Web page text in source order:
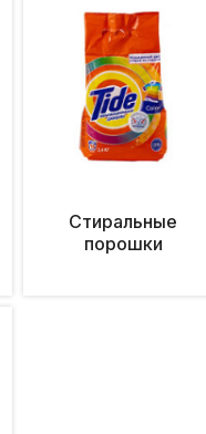
Стиральные
порошки